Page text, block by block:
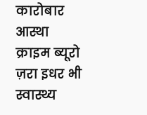
कारोबार
आस्था
क्राइम ब्यूरो
ज़रा इधर भी
स्वास्थ्य